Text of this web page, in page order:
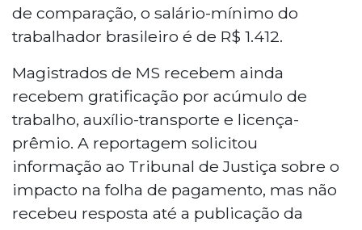
de comparação, o salário-mínimo do
trabalhador brasileiro é de R$ 1.412.
Magistrados de MS recebem ainda
recebem gratificação por acúmulo de
trabalho, auxílio-transporte e licença-
prêmio. A reportagem solicitou
informação ao Tribunal de Justiça sobre o
impacto na folha de pagamento, mas não
recebeu resposta até a publicação da